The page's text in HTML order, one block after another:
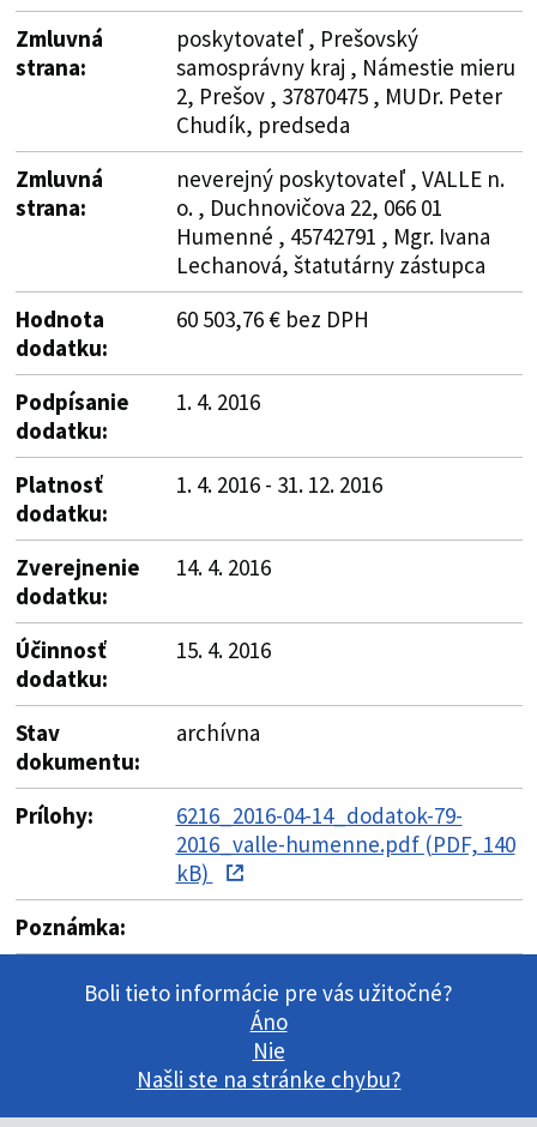
Zmluvná
strana:
poskytovateľ , Prešovský
samosprávny kraj , Námestie mieru
2, Prešov , 37870475 , MUDr. Peter
Chudík, predseda
Zmluvná
strana:
neverejný poskytovateľ , VALLE n.
o. , Duchnovičova 22, 066 01
Humenné , 45742791 , Mgr. Ivana
Lechanová, štatutárny zástupca
Hodnota
dodatku:
60 503,76 € bez DPH
Podpísanie
dodatku:
1. 4. 2016
Platnosť
dodatku:
1. 4. 2016 - 31. 12. 2016
Zverejnenie
dodatku:
14. 4. 2016
Účinnosť
dodatku:
15. 4. 2016
Stav
dokumentu:
archívna
Prílohy:
6216_2016-04-14_dodatok-79-
2016_valle-humenne.pdf (PDF, 140
kB)
Poznámka:
Boli tieto informácie pre vás užitočné?
Áno
Nie
Našli ste na stránke chybu?